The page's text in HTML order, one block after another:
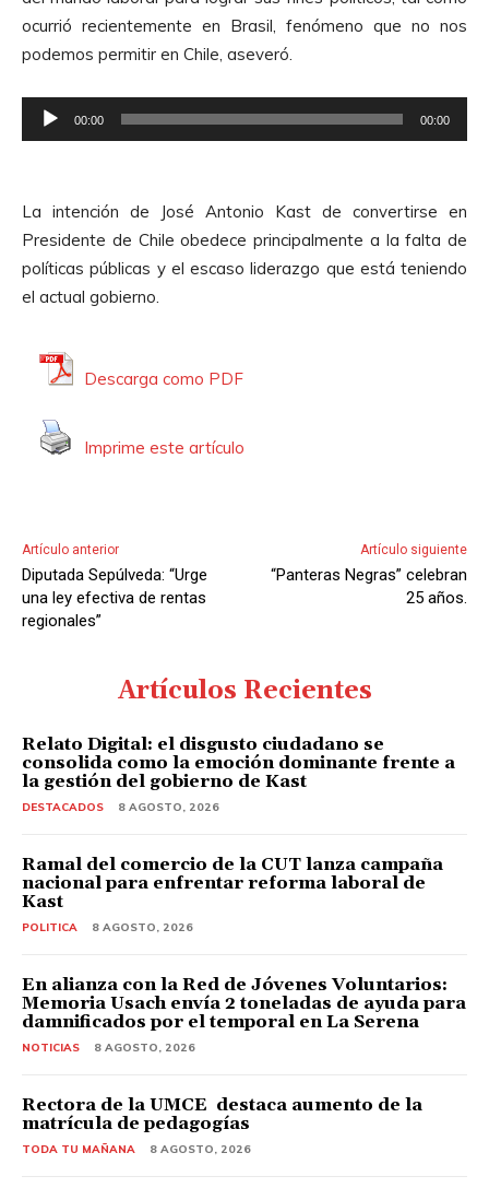
o
r
d
e
i
o
ocurrió recientemente en Brasil, fenómeno que no nos
podemos permitir en Chile, aseveró.
e
o
d
u
c
i
o
00:00 00:00
La intención de José Antonio Kast de convertirse en
Presidente de Chile obedece principalmente a la falta de
políticas públicas y el escaso liderazgo que está teniendo
el actual gobierno.
Descarga como PDF
Imprime este artículo
Artículo anterior
Diputada Sepúlveda: “Urge
una ley efectiva de rentas
regionales”
Artículo siguiente
“Panteras Negras” celebran
25 años.
Artículos Recientes
Relato Digital: el disgusto ciudadano se
consolida como la emoción dominante frente a
la gestión del gobierno de Kast
DESTACADOS 8 AGOSTO, 2026
Ramal del comercio de la CUT lanza campaña
nacional para enfrentar reforma laboral de
Kast
POLITICA 8 AGOSTO, 2026
En alianza con la Red de Jóvenes Voluntarios:
Memoria Usach envía 2 toneladas de ayuda para
damnificados por el temporal en La Serena
NOTICIAS 8 AGOSTO, 2026
Rectora de la UMCE destaca aumento de la
matrícula de pedagogías
TODA TU MAÑANA 8 AGOSTO, 2026